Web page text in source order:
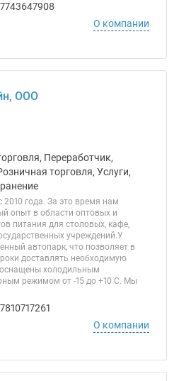
О компании
ООО
Переработчик,
торговля, Услуги,
года. За это время нам
опыт в области оптовых и
питания для столовых, кафе,
учреждений.У
автопарк, что позволяет в
доставлять необходимую
холодильным
режимом от -15 до +10 C. Мы
О компании